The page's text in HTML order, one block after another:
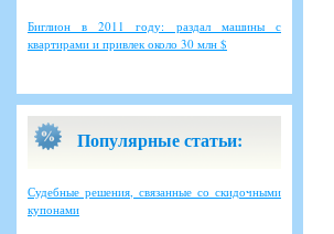
Биглион в 2011 году: раздал машины с
квартирами и привлек около 30 млн $
Популярные статьи:
Судебные решения, связанные со скидочными
купонами